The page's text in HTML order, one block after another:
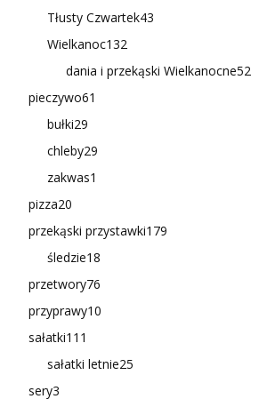
Tłusty Czwartek43
Wielkanoc132
dania i przekąski Wielkanocne52
pieczywo61
bułki29
chleby29
zakwas1
pizza20
przekąski przystawki179
śledzie18
przetwory76
przyprawy10
sałatki111
sałatki letnie25
sery3